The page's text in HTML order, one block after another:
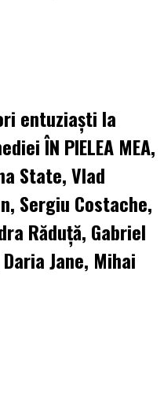
entuziaști la
ÎN PIELEA MEA,
State, Vlad
Sergiu Costache,
Răduță, Gabriel
Jane, Mihai